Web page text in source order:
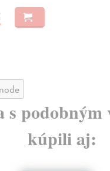
s podobným
kúpili aj: